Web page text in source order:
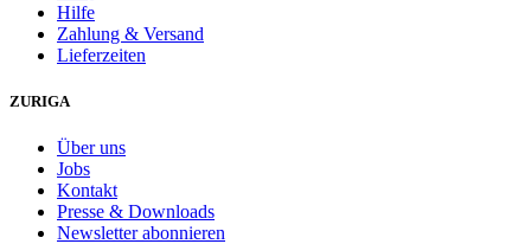
Hilfe
Zahlung & Versand
Lieferzeiten
ZURIGA
Über uns
Jobs
Kontakt
Presse & Downloads
Newsletter abonnieren